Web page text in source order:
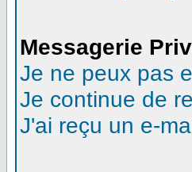
Messagerie
Je ne peux pas
Je continue de
J'ai reçu un e-